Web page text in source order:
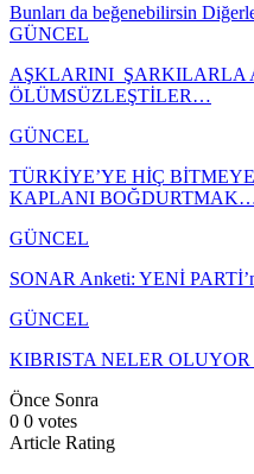
Bunları da beğenebilirsin
GÜNCEL
AŞKLARINI ŞARKILARLA
ÖLÜMSÜZLEŞTİLER…
GÜNCEL
TÜRKİYE’YE HİÇ
KAPLANI
GÜNCEL
SONAR Anketi: YENİ
GÜNCEL
KIBRISTA NELER OLUYOR
Önce Sonra
0 0 votes
Article Rating